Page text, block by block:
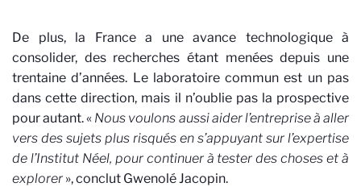
De plus, la France a une avance technologique à
consolider, des recherches étant menées depuis une
trentaine d’années. Le laboratoire commun est un pas
dans cette direction, mais il n’oublie pas la prospective
pour autant. « Nous voulons aussi aider l’entreprise à aller
vers des sujets plus risqués en s’appuyant sur l’expertise
de l’Institut Néel, pour continuer à tester des choses et à
explorer », conclut Gwenolé Jacopin.